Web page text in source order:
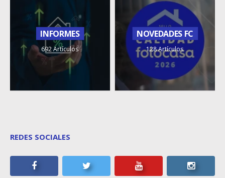
INFORMES
692 Artículos
NOVEDADES FC
128 Artículos
REDES SOCIALES